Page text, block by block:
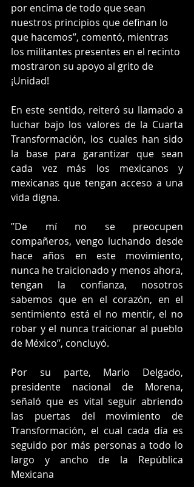
por encima de todo que sean
nuestros principios que definan lo
que hacemos’’, comentó, mientras
los militantes presentes en el recinto
mostraron su apoyo al grito de
¡Unidad!
En este sentido, reiteró su llamado a
luchar bajo los valores de la Cuarta
Transformación, los cuales han sido
la base para garantizar que sean
cada vez más los mexicanos y
mexicanas que tengan acceso a una
vida digna.
’’De mí no se preocupen
compañeros, vengo luchando desde
hace años en este movimiento,
nunca he traicionado y menos ahora,
tengan la confianza, nosotros
sabemos que en el corazón, en el
sentimiento está el no mentir, el no
robar y el nunca traicionar al pueblo
de México’’, concluyó.
Por su parte, Mario Delgado,
presidente nacional de Morena,
señaló que es vital seguir abriendo
las puertas del movimiento de
Transformación, el cual cada día es
seguido por más personas a todo lo
largo y ancho de la República
Mexicana